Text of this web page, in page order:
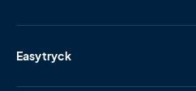
Easytryck